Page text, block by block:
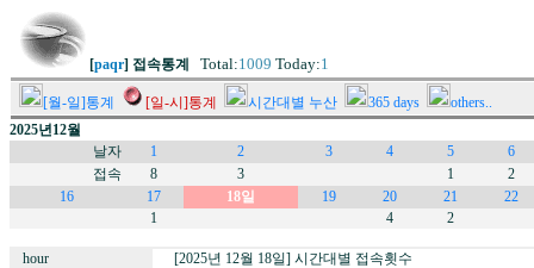
[paqr] 접속통계 Total:1009 Today:1
[월-일]통계 [일-시]통계 시간대별 누산 365 days
others..
2025년12월
날자
1 2 3 4 5
6
접속
8 3 1
2
16
17 18일 19 20 21
22
1
4 2
hour
[2025년 12월 18일] 시간대별 접속횟수